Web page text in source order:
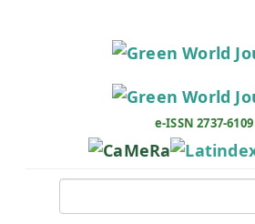
e-ISSN 2737-6109